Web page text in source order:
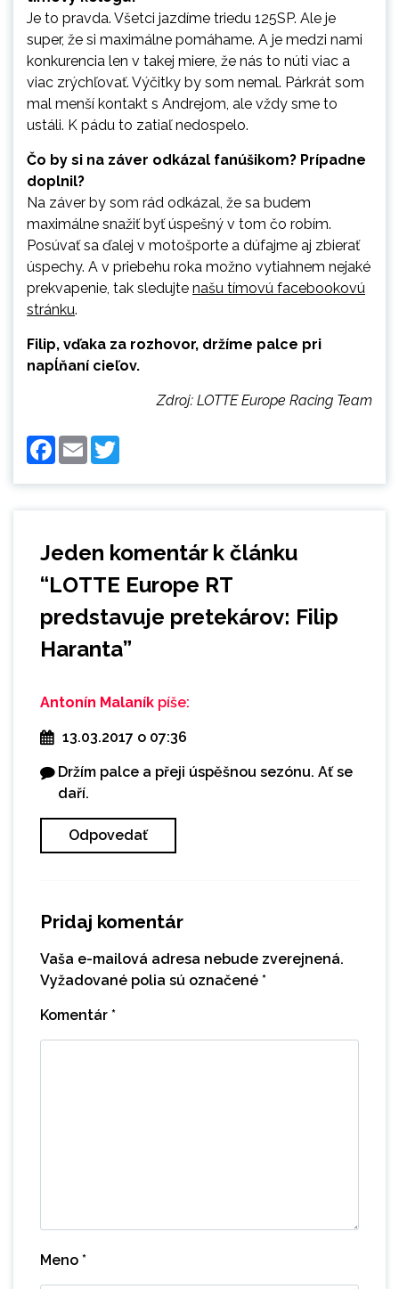
Je to pravda. Všetci jazdíme triedu 125SP. Ale je
super, že si maximálne pomáhame. A je medzi nami
konkurencia len v takej miere, že nás to núti viac a
viac zrýchľovať. Výčitky by som nemal. Párkrát som
mal menší kontakt s Andrejom, ale vždy sme to
ustáli. K pádu to zatiaľ nedospelo.
Čo by si na záver odkázal fanúšikom? Prípadne
doplnil?
Na záver by som rád odkázal, že sa budem
maximálne snažiť byť úspešný v tom čo robím.
Posúvať sa ďalej v motošporte a dúfajme aj zbierať
úspechy. A v priebehu roka možno vytiahnem nejaké
prekvapenie, tak sledujte našu tímovú facebookovú
stránku.
Filip, vďaka za rozhovor, držíme palce pri
napĺňaní cieľov.
Zdroj: LOTTE Europe Racing Team
Facebook
Email
Jeden komentár k článku
“LOTTE Europe RT
predstavuje pretekárov: Filip
Haranta”
Antonín Malaník píše:
13.03.2017 o 07:36
Držím palce a přeji úspěšnou sezónu. Ať se
daří.
Odpovedať
Pridaj komentár
Vaša e-mailová adresa nebude zverejnená.
Vyžadované polia sú označené *
Komentár *
Meno *